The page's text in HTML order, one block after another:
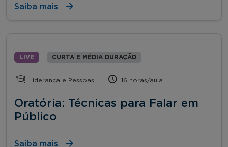
Saiba mais
LIVE CURTA E MÉDIA DURAÇÃO
Liderança e Pessoas 16 horas/aula
Oratória: Técnicas para Falar em
Público
Saiba mais